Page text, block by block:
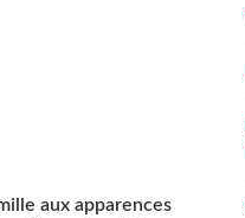
aux apparences